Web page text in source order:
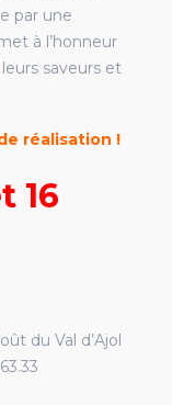
par une
à l’honneur
saveurs et
réalisation !
16
du Val d’Ajol